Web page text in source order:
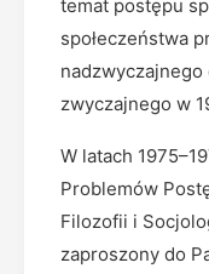
temat postępu
społeczeństwa
nadzwyczajnego
zwyczajnego w
W latach
Problemów
Filozofii i
zaproszony do